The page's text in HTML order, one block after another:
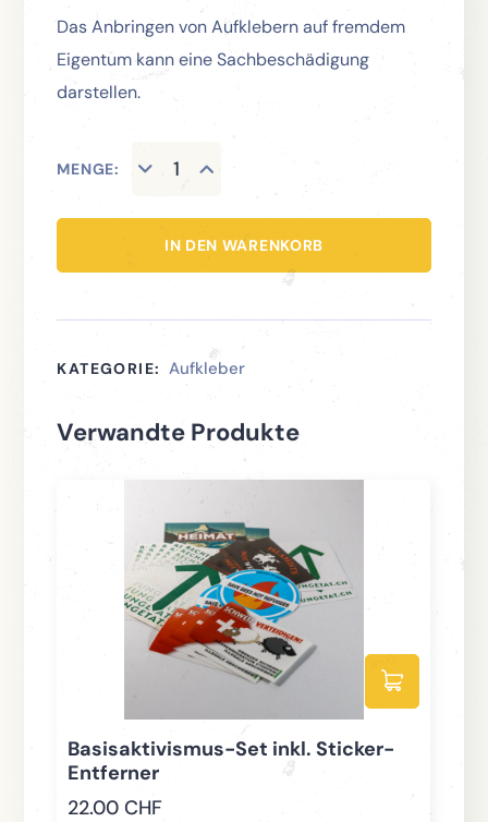
Das Anbringen von Aufklebern auf fremdem
Eigentum kann eine Sachbeschädigung
darstellen.
MENGE:
IN DEN WARENKORB
KATEGORIE: Aufkleber
Verwandte Produkte
Basisaktivismus-Set inkl. Sticker-
Entferner
22.00CHF